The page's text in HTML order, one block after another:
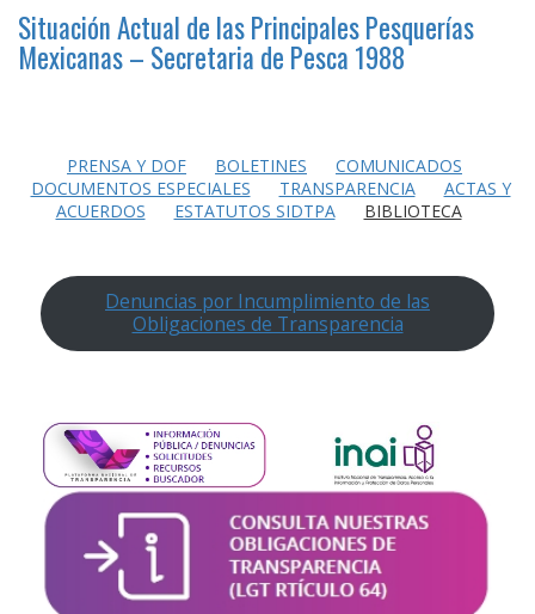
Situación Actual de las Principales Pesquerías
Mexicanas – Secretaria de Pesca 1988
PRENSA Y DOF BOLETINES
COMUNICADOS
DOCUMENTOS ESPECIALES
TRANSPARENCIA
ACTAS Y
ACUERDOS
ESTATUTOS SIDTPA BIBLIOTECA
Denuncias por Incumplimiento de las
Obligaciones de Transparencia